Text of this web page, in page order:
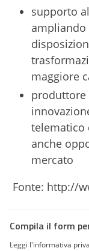
supporto
maggiore
produttore
telematico
anche
mercato
Fonte: http://
Compila il form
Leggi l'informativa